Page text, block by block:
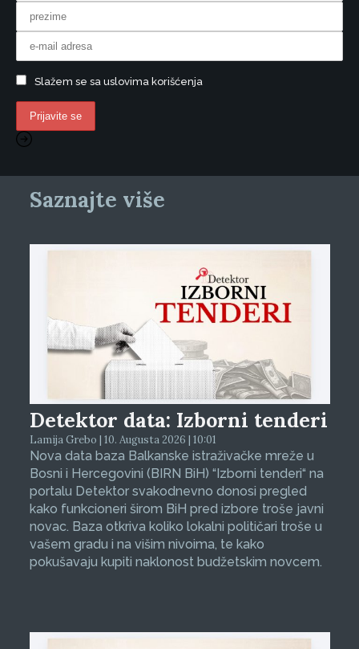
Slažem se sa uslovima korišćenja
Saznajte više
Detektor data: Izborni tenderi
Lamija Grebo | 10. Augusta 2026 | 10:01
Nova data baza Balkanske istraživačke mreže u
Bosni i Hercegovini (BIRN BiH) “Izborni tenderi“ na
portalu Detektor svakodnevno donosi pregled
kako funkcioneri širom BiH pred izbore troše javni
novac. Baza otkriva koliko lokalni političari troše u
vašem gradu i na višim nivoima, te kako
pokušavaju kupiti naklonost budžetskim novcem.